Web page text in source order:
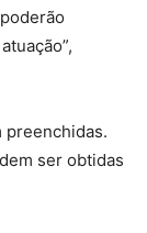
preenchidas.
ser obtidas